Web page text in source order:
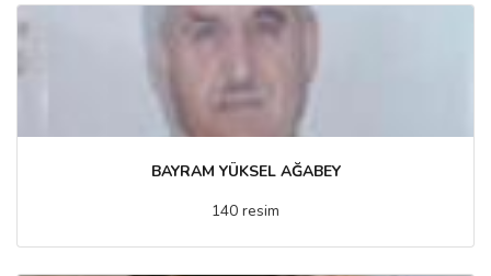
BAYRAM YÜKSEL AĞABEY
140 resim